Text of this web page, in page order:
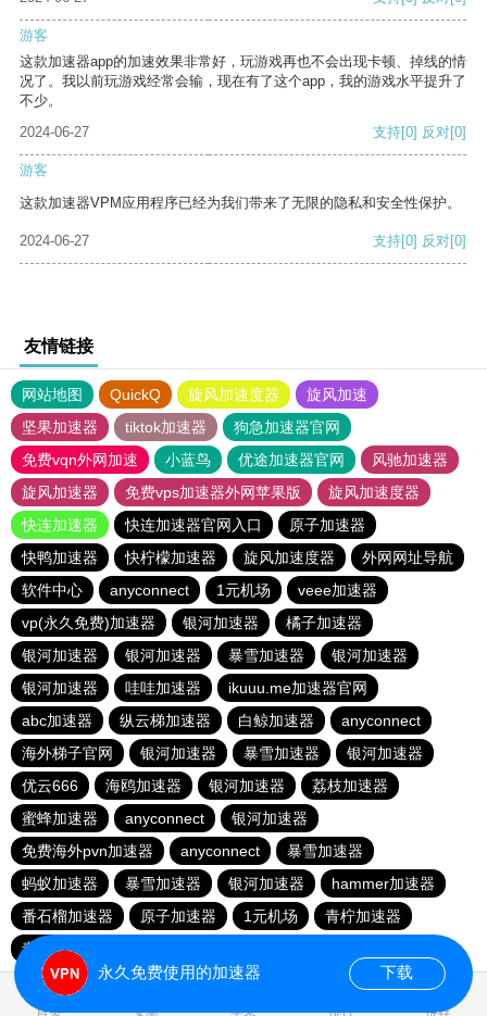
游客
这款加速器app的加速效果非常好，玩游戏再也不会出现卡顿、掉线的情
况了。我以前玩游戏经常会输，现在有了这个app，我的游戏水平提升了
不少。
2024-06-27
支持[0] 反对[0]
游客
这款加速器VPM应用程序已经为我们带来了无限的隐私和安全性保护。
2024-06-27 支持[0] 反对[0]
友情链接
网站地图 QuickQ 旋风加速度器
旋风加速
坚果加速器
tiktok加速器
狗急加速器官网
免费vqn外网加速
小蓝鸟 优途加速器官网
风驰加速器
旋风加速器
免费vps加速器外网苹果版
旋风加速度器
快连加速器
快连加速器官网入口
原子加速器
快鸭加速器
快柠檬加速器 旋风加速度器
外网网址导航
软件中心
anyconnect 1元机场
veee加速器
vp(永久免费)加速器
银河加速器
橘子加速器
银河加速器
银河加速器 暴雪加速器
银河加速器
银河加速器
哇哇加速器
ikuuu.me加速器官网
abc加速器
纵云梯加速器 白鲸加速器
anyconnect
海外梯子官网
银河加速器 暴雪加速器
银河加速器
优云666
海鸥加速器 银河加速器
荔枝加速器
蜜蜂加速器
anyconnect
银河加速器
免费海外pvn加速器
anyconnect
暴雪加速器
蚂蚁加速器
暴雪加速器 银河加速器
hammer加速器
番石榴加速器
原子加速器 1元机场
青柠加速器
青柠加速器
首页 安卓 苹果 排行 推荐
永久免费使用的加速器 下载
0.615709s